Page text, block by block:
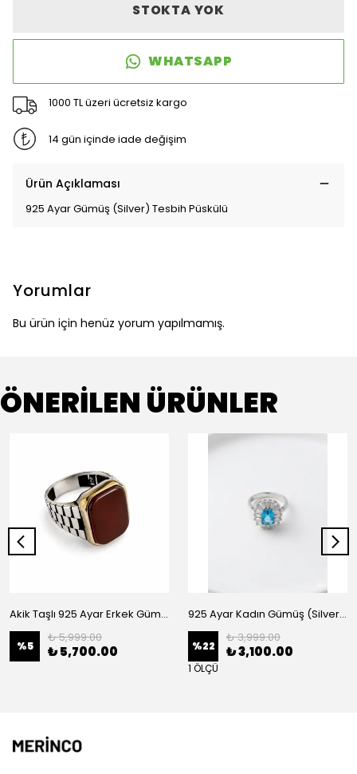
STOKTA YOK
WHATSAPP
1000 TL üzeri ücretsiz kargo
14 gün içinde iade değişim
Ürün Açıklaması
925 Ayar Gümüş (Silver) Tesbih Püskülü
Yorumlar
Bu ürün için henüz yorum yapılmamış.
ÖNERİLEN ÜRÜNLER
Akik Taşlı 925 Ayar Erkek Gümüş (Silver) Yüzük
%5
₺ 5,999.00
₺ 5,700.00
925 Ayar Kadın Gümüş (Silver) Yüzük
%22
₺ 3,999.00
₺ 3,100.00
1 ÖLÇÜ